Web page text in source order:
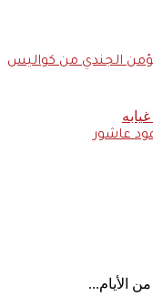
الجندي من كواليس
عاشور
الأيام...